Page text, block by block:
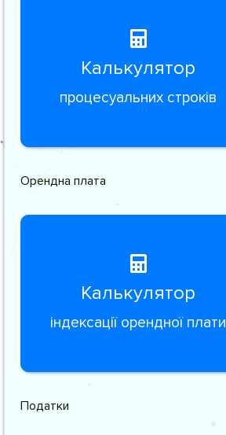
Калькулятор
процесуальних строків
Орендна плата
Калькулятор
індексації орендної плати
Податки